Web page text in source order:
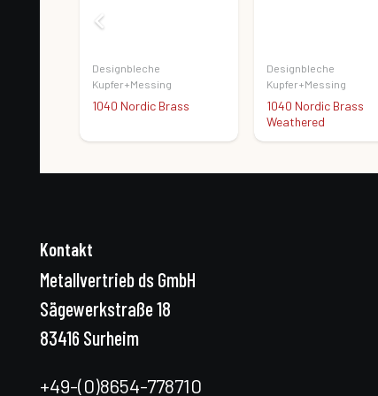
Designbleche
Kupfer+Messing
1040 Nordic Brass
Designbleche
Kupfer+Messing
1040 Nordic Brass
Weathered
Kontakt
Metallvertrieb ds GmbH
Sägewerkstraße 18
83416 Surheim
+49-(0)8654-778710